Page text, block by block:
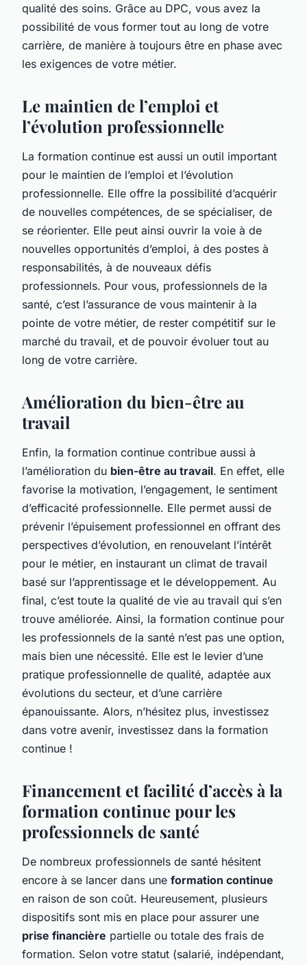
qualité des soins. Grâce au DPC, vous avez la
possibilité de vous former tout au long de votre
carrière, de manière à toujours être en phase avec
les exigences de votre métier.
Le maintien de l’emploi et
l’évolution professionnelle
La formation continue est aussi un outil important
pour le maintien de l’emploi et l’évolution
professionnelle. Elle offre la possibilité d’acquérir
de nouvelles compétences, de se spécialiser, de
se réorienter. Elle peut ainsi ouvrir la voie à de
nouvelles opportunités d’emploi, à des postes à
responsabilités, à de nouveaux défis
professionnels. Pour vous, professionnels de la
santé, c’est l’assurance de vous maintenir à la
pointe de votre métier, de rester compétitif sur le
marché du travail, et de pouvoir évoluer tout au
long de votre carrière.
Amélioration du bien-être au
travail
Enfin, la formation continue contribue aussi à
l’amélioration du bien-être au travail. En effet, elle
favorise la motivation, l’engagement, le sentiment
d’efficacité professionnelle. Elle permet aussi de
prévenir l’épuisement professionnel en offrant des
perspectives d’évolution, en renouvelant l’intérêt
pour le métier, en instaurant un climat de travail
basé sur l’apprentissage et le développement. Au
final, c’est toute la qualité de vie au travail qui s’en
trouve améliorée. Ainsi, la formation continue pour
les professionnels de la santé n’est pas une option,
mais bien une nécessité. Elle est le levier d’une
pratique professionnelle de qualité, adaptée aux
évolutions du secteur, et d’une carrière
épanouissante. Alors, n’hésitez plus, investissez
dans votre avenir, investissez dans la formation
continue !
Financement et facilité d’accès à la
formation continue pour les
professionnels de santé
De nombreux professionnels de santé hésitent
encore à se lancer dans une formation continue
en raison de son coût. Heureusement, plusieurs
dispositifs sont mis en place pour assurer une
prise financière partielle ou totale des frais de
formation. Selon votre statut (salarié, indépendant,